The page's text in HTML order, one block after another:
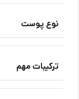
نوع پوست
ترکیبات مهم